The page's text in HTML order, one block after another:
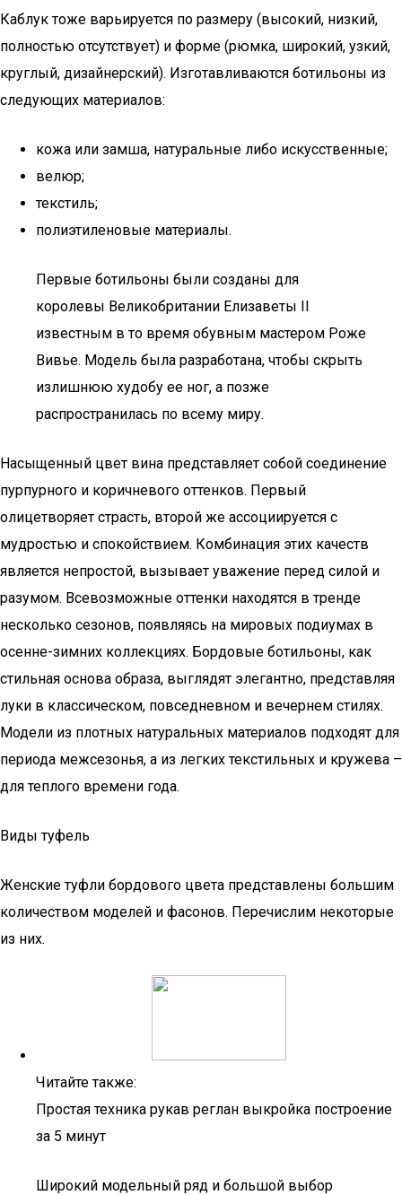
Каблук тоже варьируется по размеру (высокий, низкий,
полностью отсутствует) и форме (рюмка, широкий, узкий,
круглый, дизайнерский). Изготавливаются ботильоны из
следующих материалов:
кожа или замша, натуральные либо искусственные;
велюр;
текстиль;
полиэтиленовые материалы.
Первые ботильоны были созданы для
королевы Великобритании Елизаветы II
известным в то время обувным мастером Роже
Вивье. Модель была разработана, чтобы скрыть
излишнюю худобу ее ног, а позже
распространилась по всему миру.
Насыщенный цвет вина представляет собой соединение
пурпурного и коричневого оттенков. Первый
олицетворяет страсть, второй же ассоциируется с
мудростью и спокойствием. Комбинация этих качеств
является непростой, вызывает уважение перед силой и
разумом. Всевозможные оттенки находятся в тренде
несколько сезонов, появляясь на мировых подиумах в
осенне-зимних коллекциях. Бордовые ботильоны, как
стильная основа образа, выглядят элегантно, представляя
луки в классическом, повседневном и вечернем стилях.
Модели из плотных натуральных материалов подходят для
периода межсезонья, а из легких текстильных и кружева –
для теплого времени года.
Виды туфель
Женские туфли бордового цвета представлены большим
количеством моделей и фасонов. Перечислим некоторые
из них.
Читайте также:
Простая техника рукав реглан выкройка построение
за 5 минут
Широкий модельный ряд и большой выбор